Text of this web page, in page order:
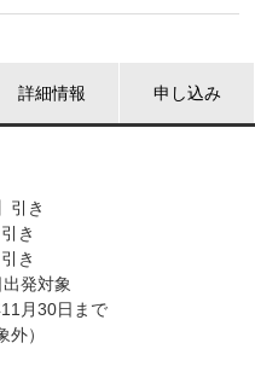
詳細情報 申し込み
引き
き
き
発対象
月30日まで
）